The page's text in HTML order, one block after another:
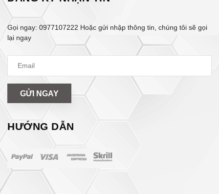
Gọi ngay: 0977107222 Hoặc gửi nhập thông tin, chúng tôi sẽ gọi
lại ngay
GỬI NGAY
HƯỚNG DẪN